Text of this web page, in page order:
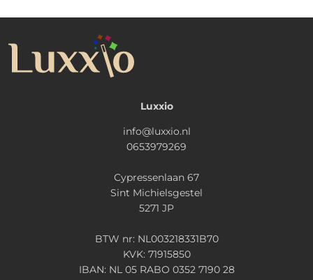
Luxxio
info@luxxio.nl
0653979269
Cypressenlaan 67
Sint Michielsgestel
5271 JP
BTW nr: NL003218331B70
KVK: 71915850
IBAN: NL 05 RABO 0352 7190 28